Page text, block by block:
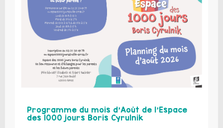
Programme du mois d’Août de l’Espace
des 1000 jours Boris Cyrulnik